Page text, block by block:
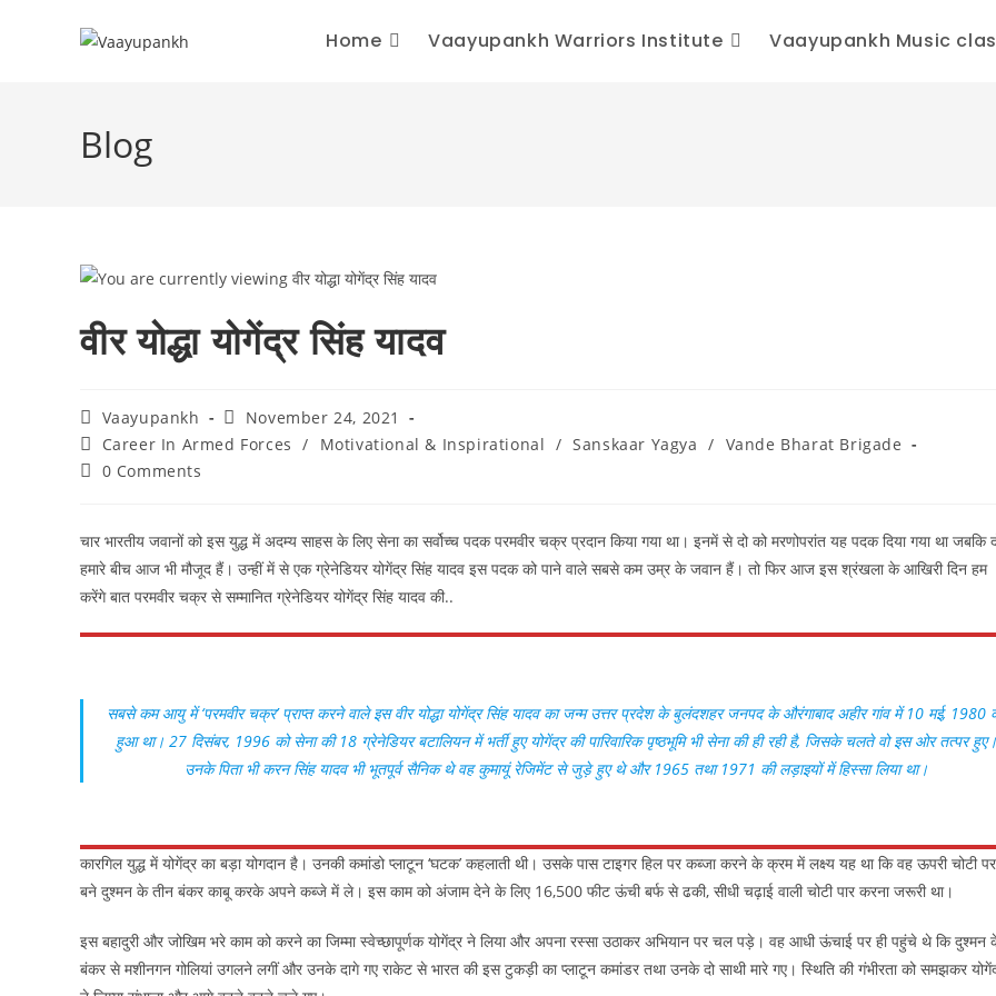
Home Vaayupankh Warriors Institute Vaayupankh Music
Blog
वीर योद्धा योगेंद्र सिंह यादव
Post
author:
Vaayupankh
Post
published:
November 24, 2021
Post
category:
Career In Armed Forces / Motivational & Inspirational / Sanskaar Yagya / Vande Bharat Brigade
Post0 Comments
चार भारतीय जवानों को इस युद्ध में अदम्य साहस के लिए सेना का सर्वोच्च पदक परमवीर चक्र प्रदान किया गया था। इनमें से दो को मरणोपरांत यह पदक दिया गया था जबकि
हमारे बीच आज भी मौजूद हैं। उन्हीं में से एक ग्रेनेडियर योगेंद्र सिंह यादव इस पदक को पाने वाले सबसे कम उम्र के जवान हैं। तो फिर आज इस श्रंखला के आखिरी दिन हम
करेंगे बात परमवीर चक्र से सम्मानित ग्रेनेडियर योगेंद्र सिंह यादव की..
सबसे कम आयु में ‘परमवीर चक्र’ प्राप्त करने वाले इस वीर योद्धा योगेंद्र सिंह यादव का जन्म उत्तर प्रदेश के बुलंदशहर जनपद के औरंगाबाद अहीर गांव में 10 मई, 1980
हुआ था। 27 दिसंबर, 1996 को सेना की 18 ग्रेनेडियर बटालियन में भर्ती हुए योगेंद्र की पारिवारिक पृष्ठभूमि भी सेना की ही रही है, जिसके चलते वो इस ओर तत्पर हुए।
उनके पिता भी करन सिंह यादव भी भूतपूर्व सैनिक थे वह कुमायूं रेजिमेंट से जुड़े हुए थे और 1965 तथा 1971 की लड़ाइयों में हिस्सा लिया था।
कारगिल युद्ध में योगेंद्र का बड़ा योगदान है। उनकी कमांडो प्लाटून ‘घटक’ कहलाती थी। उसके पास टाइगर हिल पर कब्जा करने के क्रम में लक्ष्य यह था कि वह ऊपरी चोटी पर
बने दुश्मन के तीन बंकर काबू करके अपने कब्जे में ले। इस काम को अंजाम देने के लिए 16,500 फीट ऊंची बर्फ से ढकी, सीधी चढ़ाई वाली चोटी पार करना जरूरी था।
इस बहादुरी और जोखिम भरे काम को करने का जिम्मा स्वेच्छापूर्णक योगेंद्र ने लिया और अपना रस्सा उठाकर अभियान पर चल पड़े। वह आधी ऊंचाई पर ही पहुंचे थे कि दुश्मन
बंकर से मशीनगन गोलियां उगलने लगीं और उनके दागे गए राकेट से भारत की इस टुकड़ी का प्लाटून कमांडर तथा उनके दो साथी मारे गए। स्थिति की गंभीरता को समझकर